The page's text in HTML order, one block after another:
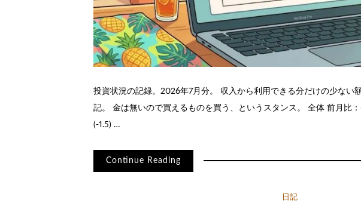
投資状況の記録。2026年7月分。 収入から利用できる分だけの少ない
記。 金は無いので買えるものを買う、というスタンス。 全体 前月比
(-1.5) …
Continue Reading
日記